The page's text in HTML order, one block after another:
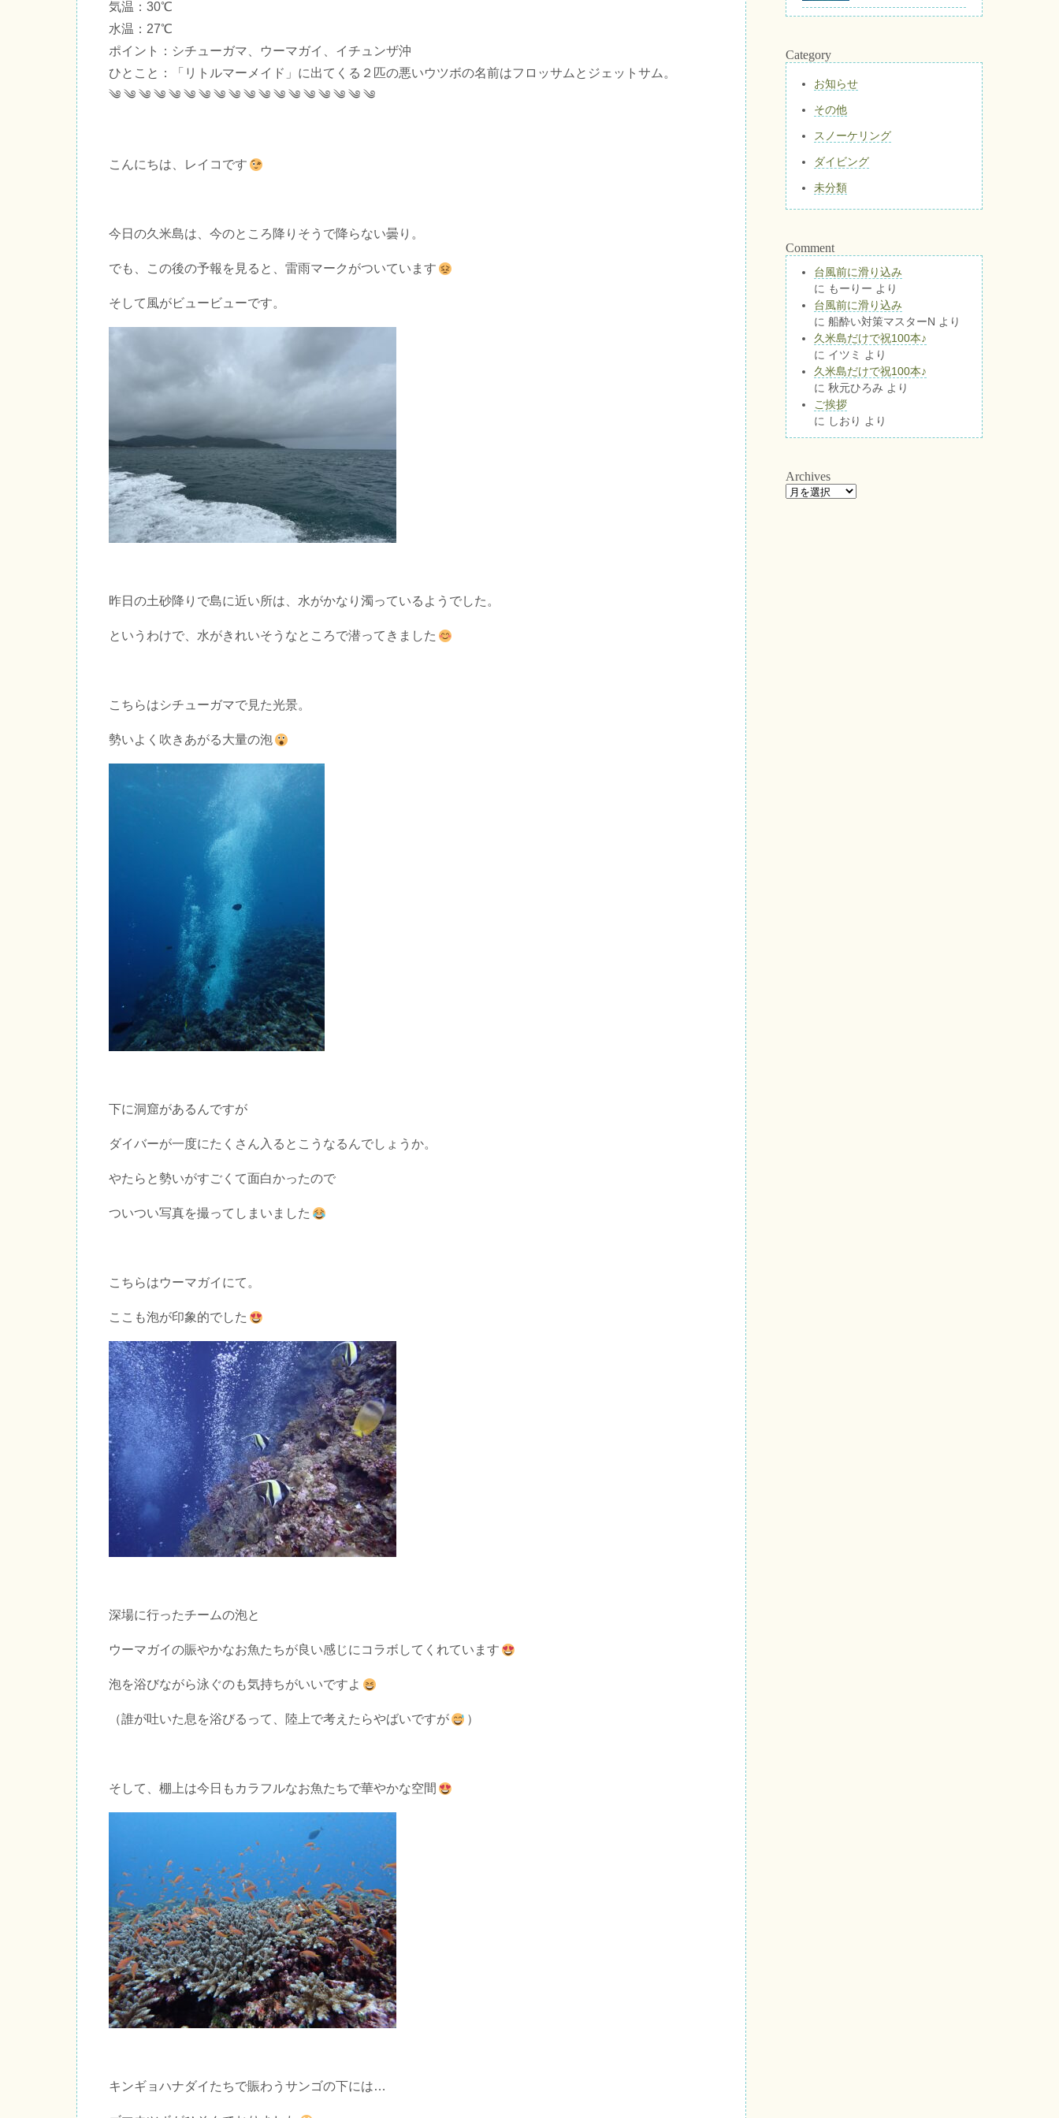
気温：30℃
水温：27℃
ポイント：シチューガマ、ウーマガイ、イチュンザ沖
ひとこと：「リトルマーメイド」に出てくる２匹の悪いウツボの名前はフロッサムとジェットサム。
༄ ༄ ༄ ༄ ༄ ༄ ༄ ༄ ༄ ༄ ༄ ༄ ༄ ༄ ༄ ༄ ༄ ༄
こんにちは、レイコです
今日の久米島は、今のところ降りそうで降らない曇り。
でも、この後の予報を見ると、雷雨マークがついています
そして風がビュービューです。
昨日の土砂降りで島に近い所は、水がかなり濁っているようでした。
というわけで、水がきれいそうなところで潜ってきました
こちらはシチューガマで見た光景。
勢いよく吹きあがる大量の泡
下に洞窟があるんですが
ダイバーが一度にたくさん入るとこうなるんでしょうか。
やたらと勢いがすごくて面白かったので
ついつい写真を撮ってしまいました
こちらはウーマガイにて。
ここも泡が印象的でした
深場に行ったチームの泡と
ウーマガイの賑やかなお魚たちが良い感じにコラボしてくれています
泡を浴びながら泳ぐのも気持ちがいいですよ
（誰が吐いた息を浴びるって、陸上で考えたらやばいですが ）
そして、棚上は今日もカラフルなお魚たちで華やかな空間
キンギョハナダイたちで賑わうサンゴの下には…
Category
お知らせ
その他
スノーケリング
ダイビング
未分類
Comment
台風前に滑り込み
に もーりー より
台風前に滑り込み
に 船酔い対策マスターN より
久米島だけで祝100本♪
に イツミ
より
久米島だけで祝100本♪
に 秋元ひろみ より
ご挨拶
に しおり より
Archives